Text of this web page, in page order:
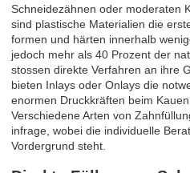
Schneidezähnen oder moderaten
sind plastische Materialien die
formen und härten innerhalb
jedoch mehr als 40 Prozent der
stossen direkte Verfahren an ihre
bieten Inlays oder Onlays die
enormen Druckkräften beim
VerschiedeneArten von
infrage, wobei die individuelle
Vordergrund steht.